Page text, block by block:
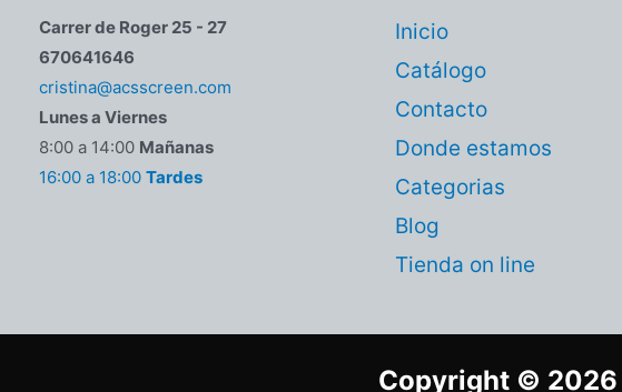
Carrer de Roger 25 - 27
670641646
cristina@acsscreen.com
Lunes a Viernes
8:00 a 14:00 Mañanas
16:00 a 18:00 Tardes
Inicio
Catálogo
Contacto
Donde estamos
Categorias
Blog
Tienda on line
Copyright © 2026